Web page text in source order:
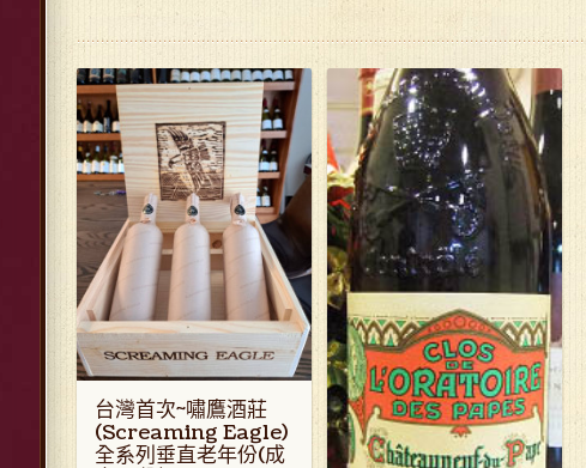
台灣首次~嘯鷹酒莊
(Screaming Eagle)
全系列垂直老年份(成